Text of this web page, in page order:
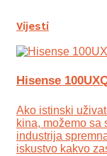
Vijesti
Hisense
Ako istinski
kina, možemo sa
industrija
iskustvo kakvo